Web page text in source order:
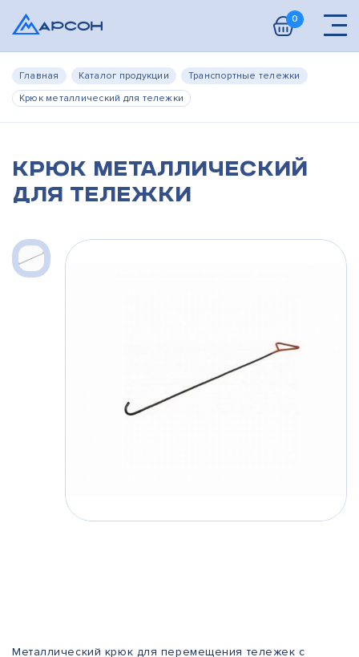
0
Главная Каталог продукции
Транспортные тележки
Крюк металлический для тележки
Крюк металлический
для тележки
Металлический крюк для перемещения тележек с